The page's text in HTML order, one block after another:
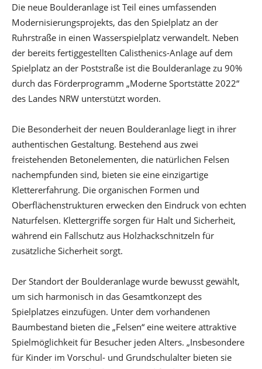
Die neue Boulderanlage ist Teil eines umfassenden
Modernisierungsprojekts, das den Spielplatz an der
Ruhrstraße in einen Wasserspielplatz verwandelt. Neben
der bereits fertiggestellten Calisthenics-Anlage auf dem
Spielplatz an der Poststraße ist die Boulderanlage zu 90%
durch das Förderprogramm „Moderne Sportstätte 2022“
des Landes NRW unterstützt worden.
Die Besonderheit der neuen Boulderanlage liegt in ihrer
authentischen Gestaltung. Bestehend aus zwei
freistehenden Betonelementen, die natürlichen Felsen
nachempfunden sind, bieten sie eine einzigartige
Klettererfahrung. Die organischen Formen und
Oberflächenstrukturen erwecken den Eindruck von echten
Naturfelsen. Klettergriffe sorgen für Halt und Sicherheit,
während ein Fallschutz aus Holzhackschnitzeln für
zusätzliche Sicherheit sorgt.
Der Standort der Boulderanlage wurde bewusst gewählt,
um sich harmonisch in das Gesamtkonzept des
Spielplatzes einzufügen. Unter dem vorhandenen
Baumbestand bieten die „Felsen“ eine weitere attraktive
Spielmöglichkeit für Besucher jeden Alters. „Insbesondere
für Kinder im Vorschul- und Grundschulalter bieten sie